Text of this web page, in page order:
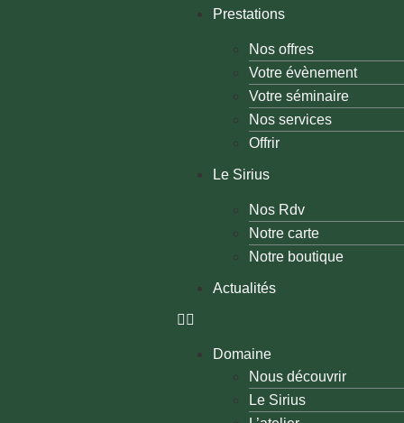
Prestations
Nos offres
Votre évènement
Votre séminaire
Nos services
Offrir
Le Sirius
Nos Rdv
Notre carte
Notre boutique
Actualités
Domaine
Nous découvrir
Le Sirius